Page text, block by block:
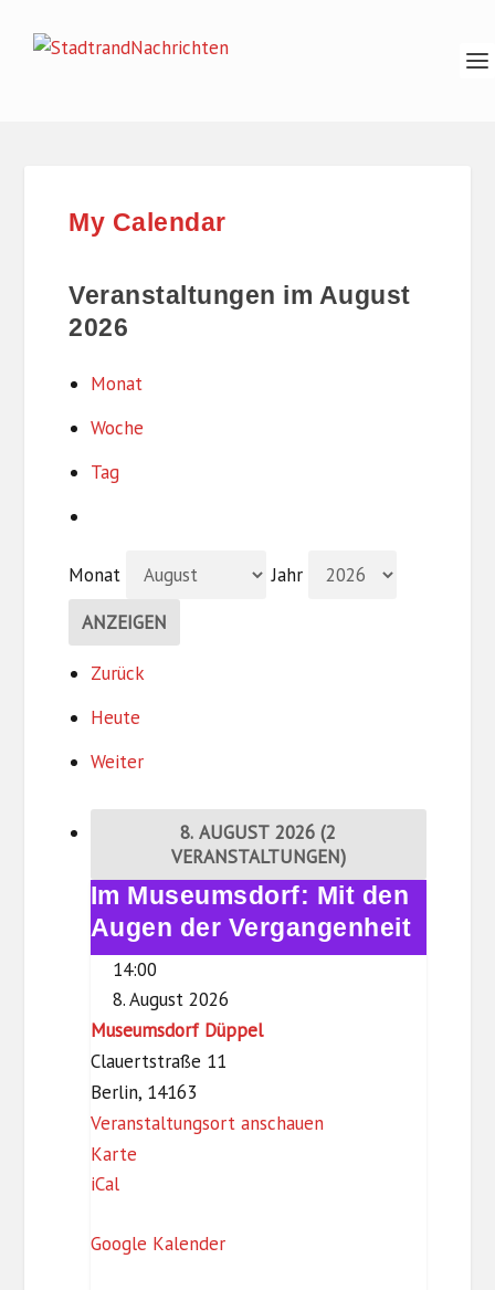
My Calendar
Veranstaltungen im August
2026
Monat
Woche
Tag
Monat Jahr
Zurück
Heute
Weiter
8. AUGUST 2026(2
VERANSTALTUNGEN)
Im
Museumsdorf:
Mit
den
Augen
der
Vergangenheit
Im Museumsdorf: Mit den
Augen der Vergangenheit
14:00
8. August 2026
Museumsdorf Düppel
Clauertstraße 11
Berlin, 14163
Veranstaltungsort anschauen
KarteM
e
iCal
Google Kalender